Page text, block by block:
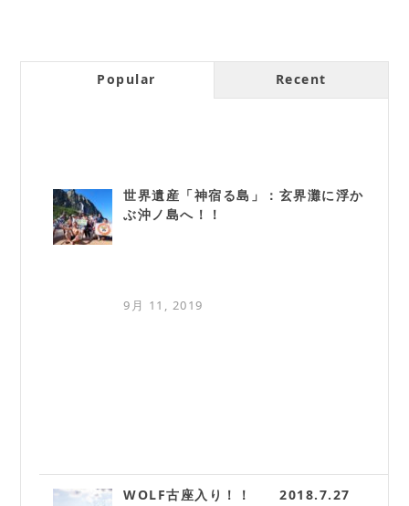
Popular Recent
世界遺産「神宿る島」：玄界灘に浮か
ぶ沖ノ島へ！！
9月 11, 2019
WOLF古座入り！！ 2018.7.27